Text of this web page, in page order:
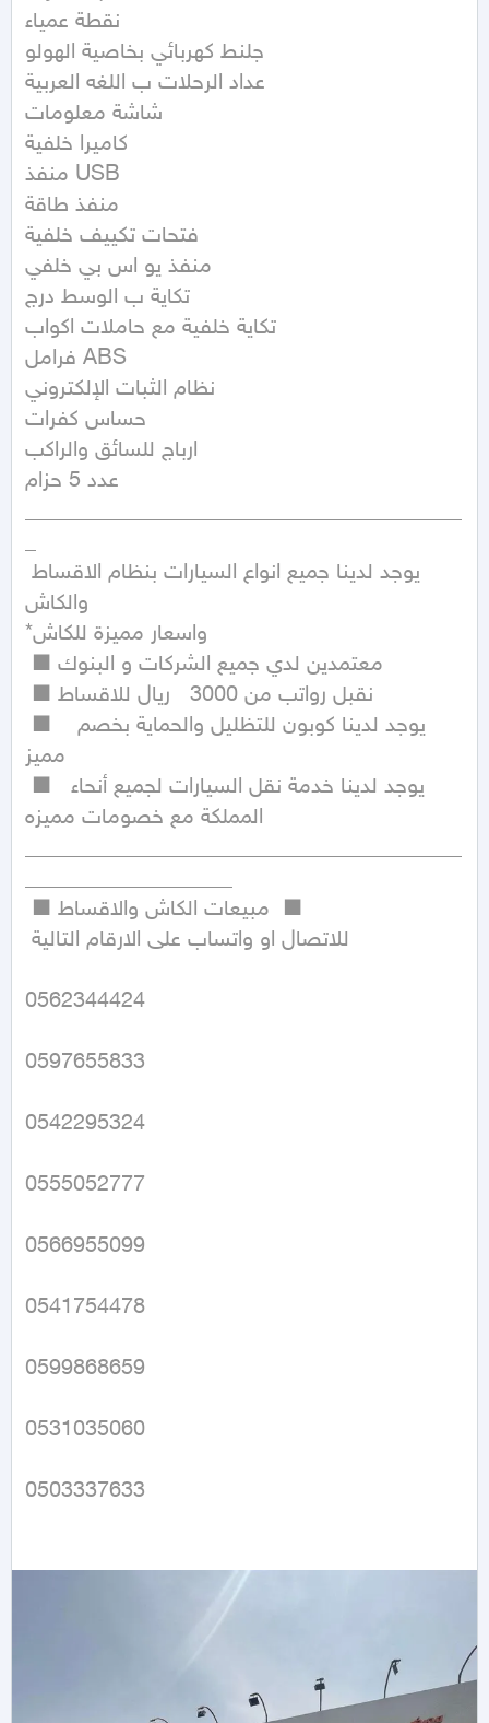
نقطة عمياء
جلنط كهربائي بخاصية الهولو
عداد الرحلات ب اللغه العربية
شاشة معلومات
كاميرا خلفية
منفذ USB
منفذ طاقة
فتحات تكييف خلفية
منفذ يو اس بي خلفي
تكاية ب الوسط درج
تكاية خلفية مع حاملات اكواب
فرامل ABS
نظام الثبات الإلكتروني
حساس كفرات
ارباج للسائق والراكب
عدد 5 حزام
والكاش
*واسعار مميزة للكاش
مميز
المملكة مع خصومات مميزه
0562344424
0597655833
0542295324
0555052777
0566955099
0541754478
0599868659
0531035060
0503337633